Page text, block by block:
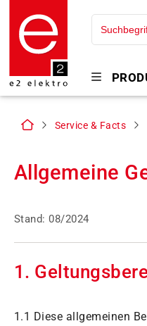
Service & Facts
Allgemeine
Stand: 08/2024
1.
1.1 Diese allgemeinen